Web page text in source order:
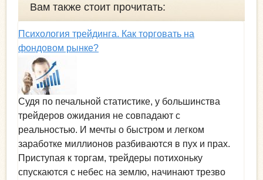
Вам также стоит прочитать:
Психология трейдинга. Как торговать на
фондовом рынке?
Судя по печальной статистике, у большинства
трейдеров ожидания не совпадают с
реальностью. И мечты о быстром и легком
заработке миллионов разбиваются в пух и прах.
Приступая к торгам, трейдеры потихоньку
спускаются с небес на землю, начинают трезво